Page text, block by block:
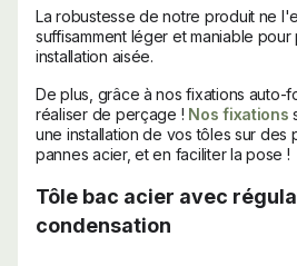
La robustesse de notre produit ne
suffisamment léger et maniable
installation aisée.
De plus, grâce à nos fixations auto-
réaliser de perçage ! Nos fixations
une installation de vos tôles sur des
pannes acier, et en faciliter la pose !
Tôle bac acier avec
condensation